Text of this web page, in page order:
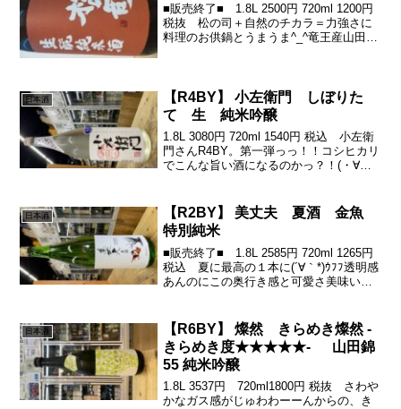
■販売終了■ 1.8L 2500円 720ml 1200円
税抜 松の司＋自然のチカラ＝力強さに
料理のお供鍋とうまうま^_^竜王産山田錦
日本酒
【R4BY】 小左衛門 しぼりた
て 生 純米吟醸
1.8L 3080円 720ml 1540円 税込 小左衛
門さんR4BY。第一弾っっ！！コシヒカリ
でこんな旨い酒になるのかっ？！(・∀・)
ないこしひかり。 普段、...
日本酒
【R2BY】 美丈夫 夏酒 金魚
特別純米
■販売終了■ 1.8L 2585円 720ml 1265円
税込 夏に最高の１本に(´∀｀*)ｳﾌﾌ透明感
あんのにこの奥行き感と可愛さ美味いっ
少量仕込み・低温...
日本酒
【R6BY】 燦然 きらめき燦然 -
きらめき度★★★★★- 山田錦
55 純米吟醸
1.8L 3537円 720ml1800円 税抜 さわや
かなガス感がじゅわわーーんからの、き